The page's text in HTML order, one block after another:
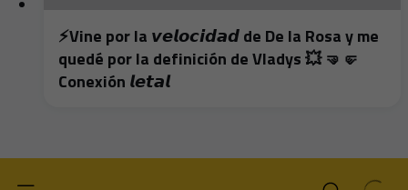
⚡️Vine por la 𝙫𝙚𝙡𝙤𝙘𝙞𝙙𝙖𝙙 de De la Rosa y me
quedé por la definición de Vladys 💥 🤜🤛
Conexión 𝙡𝙚𝙩𝙖𝙡